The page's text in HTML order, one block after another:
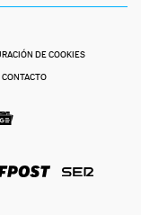
DE COOKIES
CONTACTO